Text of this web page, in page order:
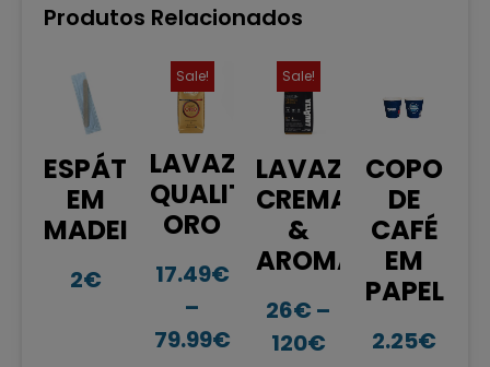
Produtos Relacionados
ESPÁTULAS
EM
MADEIRA
2€
Sale!
LAVAZZA
QUALITÁ
ORO
17.49€
–
79.99€
Sale!
LAVAZZA
CREMA
&
AROMA
26€ –
120€
COPO
DE
CAFÉ
EM
PAPEL
2.25€